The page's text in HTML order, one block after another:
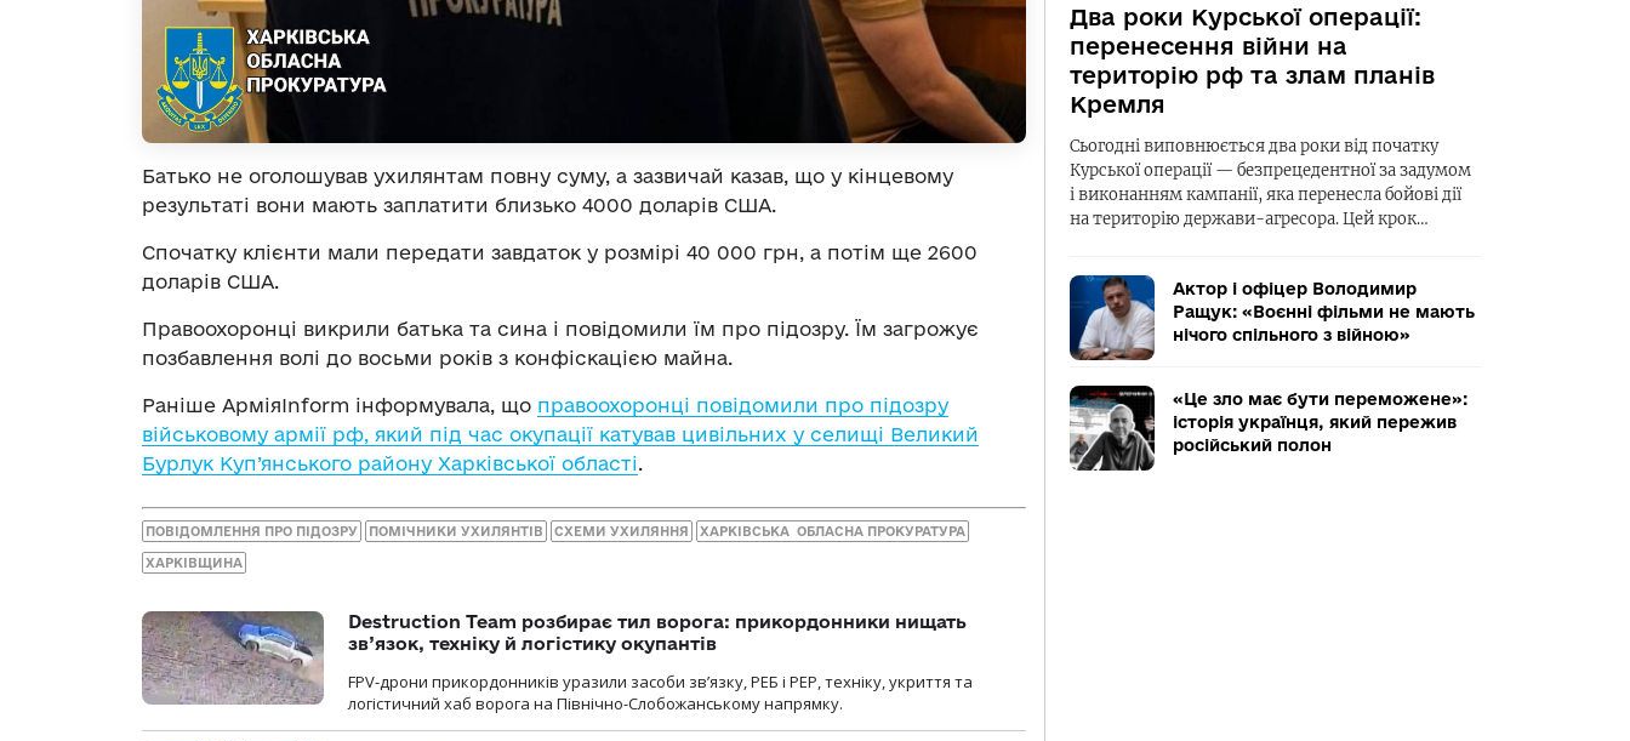
Батько не оголошував ухилянтам повну суму, а зазвичай казав, що у кінцевому
результаті вони мають заплатити близько 4000 доларів США.
Спочатку клієнти мали передати завдаток у розмірі 40 000 грн, а потім ще 2600
доларів США.
Правоохоронці викрили батька та сина і повідомили їм про підозру. Їм загрожує
позбавлення волі до восьми років з конфіскацією майна.
Раніше АрміяInform інформувала, що правоохоронці повідомили про підозру
військовому армії рф, який під час окупації катував цивільних у селищі Великий
Бурлук Куп’янського району Харківської області.
ПОВІДОМЛЕННЯ ПРО ПІДОЗРУ ПОМІЧНИКИ УХИЛЯНТІВ СХЕМИ УХИЛЯННЯ ХАРКІВСЬКА ОБЛАСНА ПРОКУРАТУРА
ХАРКІВЩИНА
Destruction Team розбирає тил ворога: прикордонники нищать
зв’язок, техніку й логістику окупантів
FPV-дрони прикордонників уразили засоби зв’язку, РЕБ і РЕР, техніку, укриття та
логістичний хаб ворога на Північно-Слобожанському напрямку.
Два роки Курської операції:
перенесення війни на
територію рф та злам планів
Кремля
Сьогодні виповнюється два роки від початку
Курської операції — безпрецедентної за задумом
і виконанням кампанії, яка перенесла бойові дії
на територію держави-агресора. Цей крок…
Актор і офіцер Володимир
Ращук: «Воєнні фільми не мають
нічого спільного з війною»
«Це зло має бути переможене»:
історія українця, який пережив
російський полон